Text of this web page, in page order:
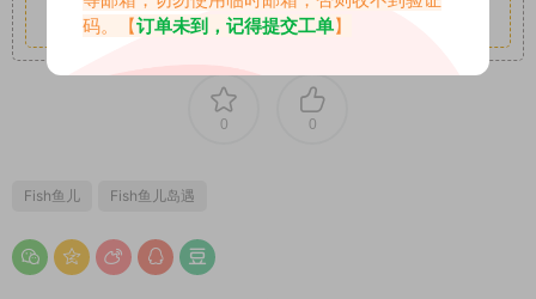
其它更多疑问请查看站内帮助中心！
0 0
Fish鱼儿 Fish鱼儿岛遇
码。【订单未到，记得提交工单】